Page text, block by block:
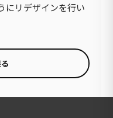
にリデザインを行い